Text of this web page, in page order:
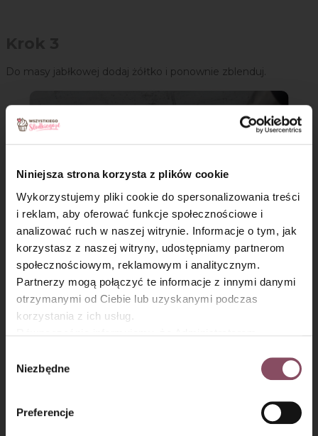
Niniejsza strona korzysta z plików cookie
Wykorzystujemy pliki cookie do spersonalizowania treści
i reklam, aby oferować funkcje społecznościowe i
analizować ruch w naszej witrynie. Informacje o tym, jak
korzystasz z naszej witryny, udostępniamy partnerom
społecznościowym, reklamowym i analitycznym.
Partnerzy mogą połączyć te informacje z innymi danymi
otrzymanymi od Ciebie lub uzyskanymi podczas
korzystania z ich usług.
Gdańsk (80-339) adres: Dickmana 14/15 więcej
informacji o przetwarzaniu danych osobowych oraz
Polityce
prywatności.
zgody
Niezbędne
Preferencje
Do masy jabłkowej dodaj żółtko i ponownie zblenduj.
Krok 4
Jabłka wypełnij musem i wstaw do piekarnika nagrzanego na
Upieczone jabłka odstaw do lodówki na około 3 godziny, aby
Przed podaniem na wierzch każdego jabłka wyłóż łyżkę
×